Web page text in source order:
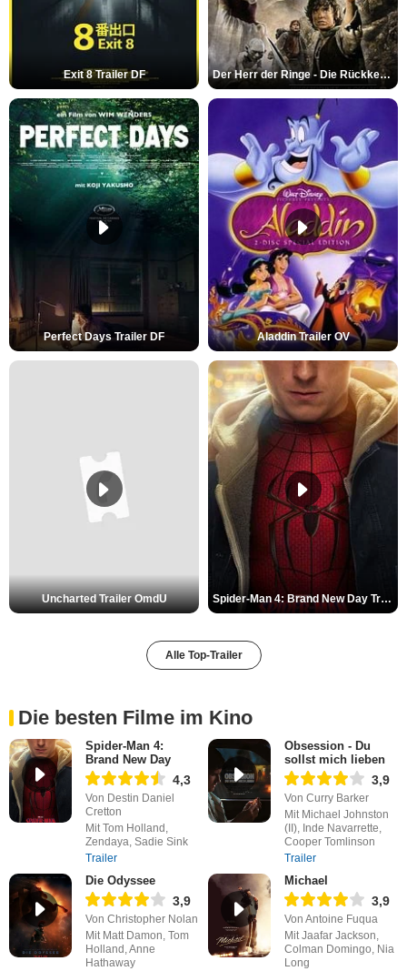
Exit 8 Trailer DF Der Herr der Ringe - Die Rückkehr des Königs Trailer OV
Perfect Days Trailer DF Aladdin Trailer OV
Uncharted Trailer OmdU Spider-Man 4: Brand New Day Trailer (3) DF
Alle Top-Trailer
Die besten Filme im Kino
Spider-Man 4:
Brand New Day
4,3
Von Destin Daniel
Cretton
Mit Tom Holland,
Zendaya, Sadie Sink
Trailer
Obsession - Du
sollst mich lieben
3,9
Von Curry Barker
Mit Michael Johnston
(II), Inde Navarrette,
Cooper Tomlinson
Trailer
Die Odyssee
3,9
Von Christopher Nolan
Mit Matt Damon, Tom
Holland, Anne
Hathaway
Michael
3,9
Von Antoine Fuqua
Mit Jaafar Jackson,
Colman Domingo, Nia
Long